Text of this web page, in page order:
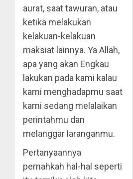
aurat, saat tawuran, atau
ketika melakukan
kelakuan-kelakuan
maksiat lainnya. Ya Allah,
apa yang akan Engkau
lakukan pada kami kalau
kami menghadapmu saat
kami sedang melalaikan
perintahmu dan
melanggar laranganmu.
Pertanyaannya
pernahkah hal-hal seperti